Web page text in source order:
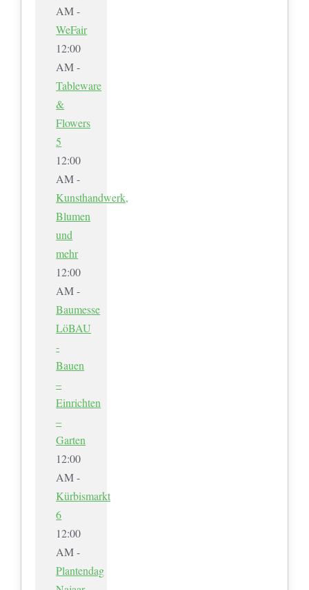
AM -
WeFair
12:00
AM -
Tableware
&
Flowers
5
12:00
AM -
Kunsthandwerk,
Blumen
und
mehr
12:00
AM -
Baumesse
LöBAU
-
Bauen
–
Einrichten
–
Garten
12:00
AM -
Kürbismarkt
6
12:00
AM -
Plantendag